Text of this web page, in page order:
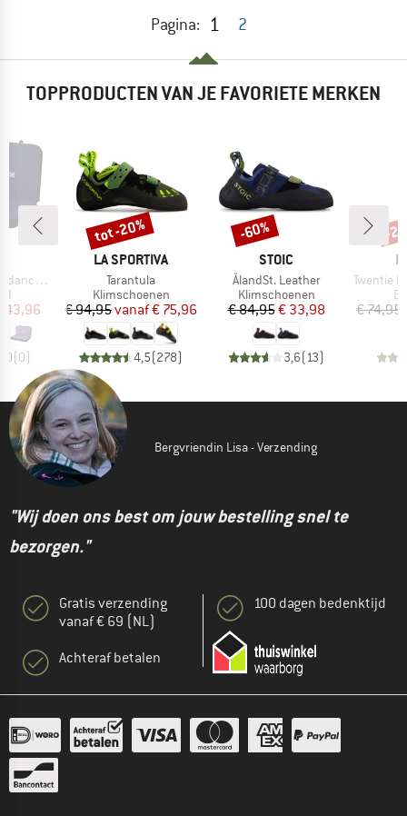
Pagina: 1 2
TOPPRODUCTEN VAN JE FAVORIETE MERKEN
prijs
(0)
MERK
LA SPORTIVA
Artikel
Tarantula
Productgroep
Klimschoenen
Prijs
€ 94,95 Verlaagde prijs
vanaf€ 75,96
4,5(278)
Korting
tot -20%
MERK
STOIC
Artikel
ÅlandSt. Leather
Productgroep
Klimschoenen
Prijs
€ 84,95Verlaagde prijs
€ 33,98
3,6( 13)
Korting
-60%
Artikel
Twentie
€ 74,95
-
Bergvriendin Lisa - Verzending
"Wij doen ons best om jouw bestelling snel te
bezorgen."
Gratis verzending
vanaf € 69 (NL)
Achteraf betalen
100 dagen bedenktijd